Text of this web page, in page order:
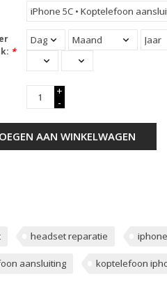
*
+
-
AAN WINKELWAGEN
headset reparatie
aansluiting koptelefoon